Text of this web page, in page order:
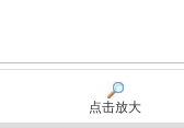
点击放大